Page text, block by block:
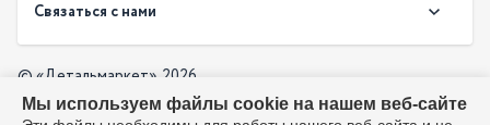
О компании
Доставка
Оптовый прайс-лист
Оплата
Производители
Скачать прайс в PDF
Связаться с нами
© «Детальмаркет», 2026
Разработка:
Мы используем файлы cookie на нашем веб-сайте